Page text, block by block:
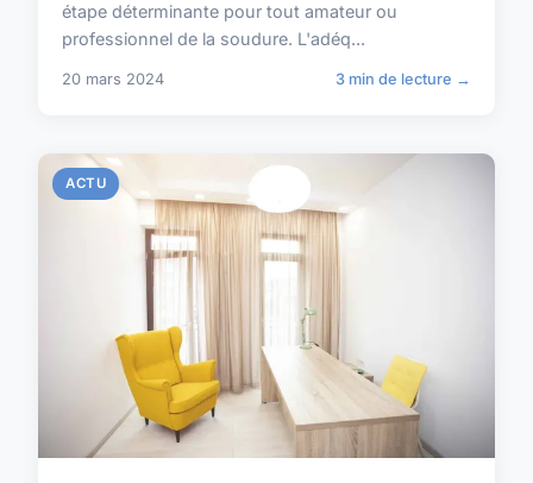
étape déterminante pour tout amateur ou
professionnel de la soudure. L'adéq...
20 mars 2024 3 min de lecture →
ACTU